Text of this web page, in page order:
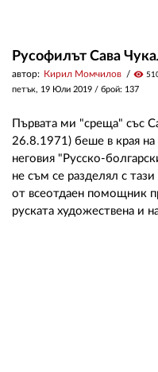
Русофилът Сава
автор: Кирил Момчилов visibility
петък, 19 Юли 2019 / брой: 137
Първата ми "среща" със
26.8.1971) беше в края на
неговия "Русско-
не съм се разделял с
от всеотдаен помощник
руската художествена и